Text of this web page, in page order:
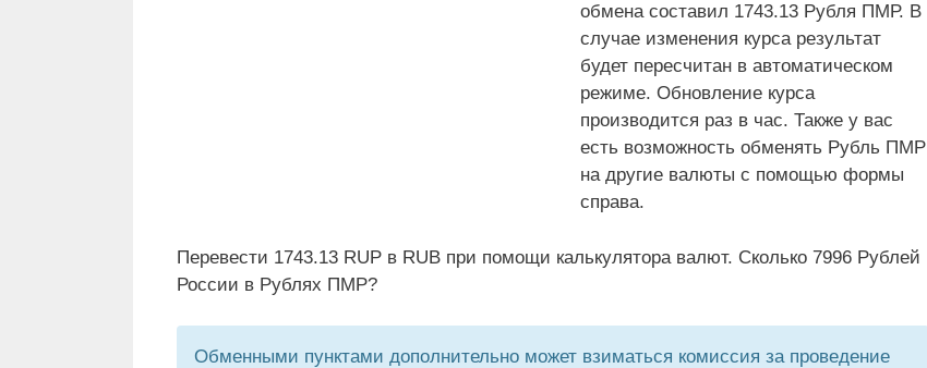
обмена составил 1743.13 Рубля ПМР. В
случае изменения курса результат
будет пересчитан в автоматическом
режиме. Обновление курса
производится раз в час. Также у вас
есть возможность обменять Рубль ПМР
на другие валюты с помощью формы
справа.
Перевести 1743.13 RUP в RUB при помощи калькулятора валют. Сколько 7996 Рублей
России в Рублях ПМР?
Обменными пунктами дополнительно может взиматься комиссия за проведение